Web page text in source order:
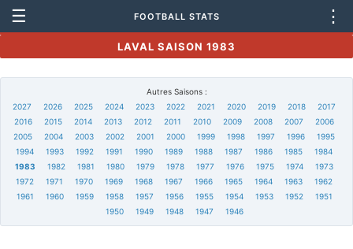
☰ FOOTBALL STATS ⋮
LAVAL SAISON 1983
Autres Saisons :
2027
2026 2025 2024 2023 2022 2021 2020 2019 2018
2017
2016
2015 2014 2013 2012 2011 2010 2009 2008 2007
2006
2005
2004 2003 2002 2001 2000 1999 1998 1997 1996
1995
1994
1993 1992 1991 1990 1989 1988 1987 1986 1985
1984
1983
1982 1981 1980 1979 1978 1977 1976 1975 1974
1973
1972
1971 1970 1969 1968 1967 1966 1965 1964 1963
1962
1961
1960 1959 1958 1957 1956 1955 1954 1953 1952
1951
1950
1949 1948 1947 1946